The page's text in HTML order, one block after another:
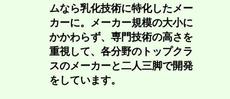
ムなら乳化技術に特化したメー
カーに。メーカー規模の大小に
かかわらず、専門技術の高さを
重視して、各分野のトップクラ
スのメーカーと二人三脚で開発
をしています。